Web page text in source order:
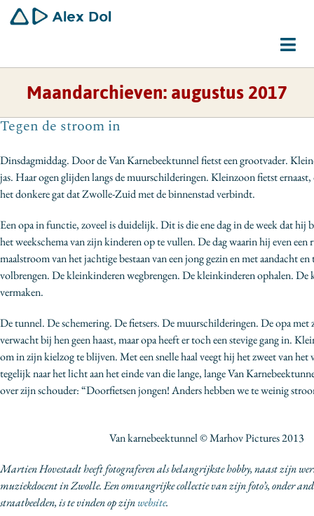
naar
Dirigent
Gemeenschapswerker
Bio
Contact
Maandarchieven:augustus 2017
Tegen de stroom in
Dinsdagmiddag. Door de Van Karnebeektunnel fietst een grootvader.
jas. Haar ogen glijden langs de muurschilderingen. Kleinzoon fietst
het donkere gat dat Zwolle-Zuid met de binnenstad verbindt.
Een opa in functie, zoveel is duidelijk. Dit is die ene dag in de week dat hij
het weekschema van zijn kinderen op te vullen. De dag waarin hij even
maalstroom van het jachtige bestaan van een jong gezin en met aandacht
volbrengen. De kleinkinderen wegbrengen. De kleinkinderen ophalen. De
vermaken.
De tunnel. De schemering. De fietsers. De muurschilderingen. De opa
verwacht bij hen geen haast, maar opa heeft er toch een stevige gang in.
om in zijn kielzog te blijven. Met een snelle haal veegt hij het zweet van
tegelijk naar het licht aan het einde van die lange, lange Van
over zijn schouder: “Doorfietsen jongen! Anders hebben we te weinig
Van karnebeektunnel © Marhov Pictures 2013
Martien Hovestadt heeft fotograferen als belangrijkste hobby, naast zijn
muziekdocent in Zwolle. Een omvangrijke collectie van zijn foto’s, onder
straatbeelden, is te vinden op zijnwebsite.